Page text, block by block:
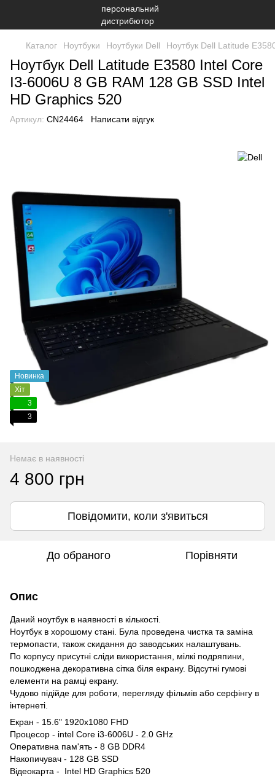
Каталог Ноутбуки Ноутбуки Dell Ноутбук Dell Latitude
Ноутбук Dell Latitude E3580 Intel Core
I3-6006U 8 GB RAM 128 GB SSD Intel
HD Graphics 520
Артикул: CN24464 Написати відгук
Новинка
Хіт
3
3
Немає в наявності
4 800 грн
Повідомити, коли з'явиться
До обраного Порівняти
Опис
Даний ноутбук в наявності в кількості.
Ноутбук в хорошому стані. Була проведена чистка та заміна
термопасти, також скидання до заводських налаштувань.
По корпусу присутні сліди використання, мілкі подряпини,
пошкоджена декоративна сітка біля екрану. Відсутні гумові
елементи на рамці екрану.
Чудово підійде для роботи, перегляду фільмів або серфінгу в
інтернеті.
Екран - 15.6" 1920х1080 FHD
Процесор - intel Core i3-6006U - 2.0 GHz
Оперативна пам'ять - 8 GB DDR4
Накопичувач - 128 GB SSD
Відеокарта - Intel HD Graphics 520